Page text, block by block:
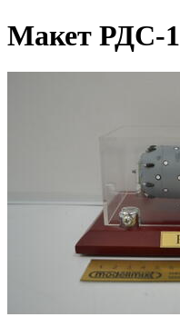
Макет РДС-1